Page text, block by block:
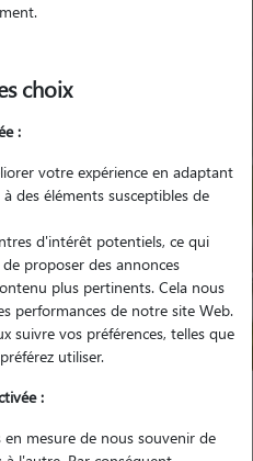
animal ?
Pet Sitter
choix
:
votre expérience en adaptant
des éléments susceptibles de
d'intérêt potentiels, ce qui
proposer des annonces
plus pertinents. Cela nous
performances de notre site Web.
suivre vos préférences, telles que
utiliser.
:
en mesure de nous souvenir de